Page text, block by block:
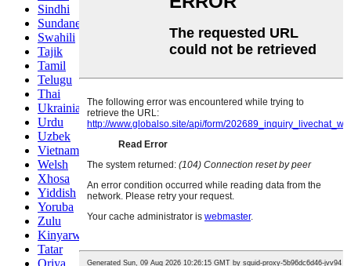
Sindhi
Sundanese
Swahili
Tajik
Tamil
Telugu
Thai
Ukrainian
Urdu
Uzbek
Vietnamese
Welsh
Xhosa
Yiddish
Yoruba
Zulu
Kinyarwanda
Tatar
Oriya